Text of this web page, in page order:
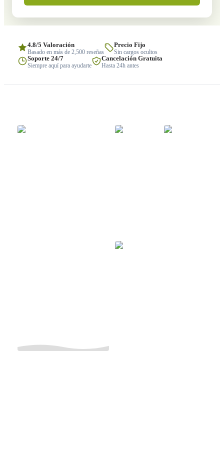
4.8/5 Valoración
Basado en más de 2,500 reseñas
Precio Fijo
Sin cargos ocultos
Soporte 24/7
Siempre aquí para ayudarte
Cancelación Gratuita
Hasta 24h antes